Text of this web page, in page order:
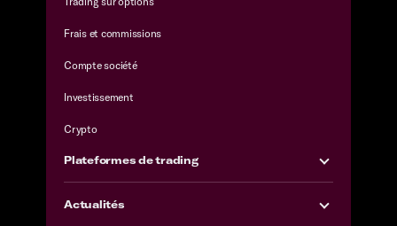
Frais et commissions
Compte société
Investissement
Crypto
Plateformes de trading
Actualités